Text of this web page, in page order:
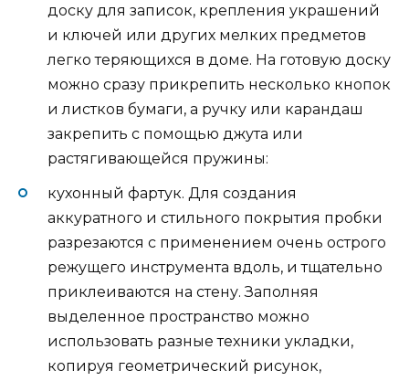
доску для записок, крепления украшений
и ключей или других мелких предметов
легко теряющихся в доме. На готовую доску
можно сразу прикрепить несколько кнопок
и листков бумаги, а ручку или карандаш
закрепить с помощью джута или
растягивающейся пружины:
кухонный фартук. Для создания
аккуратного и стильного покрытия пробки
разрезаются с применением очень острого
режущего инструмента вдоль, и тщательно
приклеиваются на стену. Заполняя
выделенное пространство можно
использовать разные техники укладки,
копируя геометрический рисунок,